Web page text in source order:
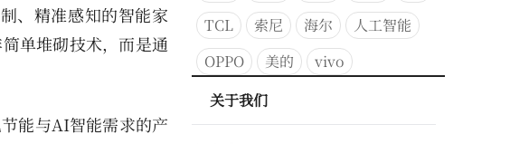
、精准感知的智能家
单堆砌技术，而是通
能与AI智能需求的产
TCL
索尼 海尔
人工智能
OPPO
美的
vivo
关于我们